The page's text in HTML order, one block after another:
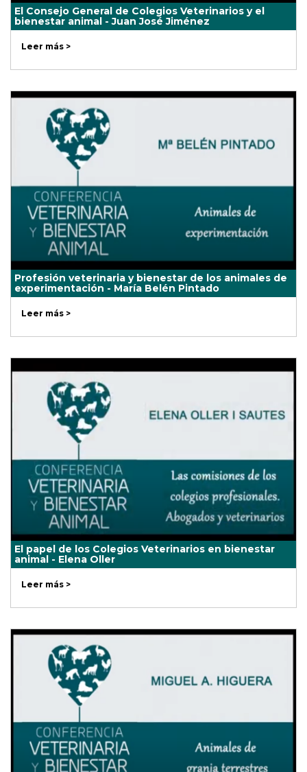
El Consejo General de Colegios Veterinarios y el
bienestar animal - Juan José Jiménez
Leer más >
Profesión veterinaria y bienestar de los animales de
experimentación - María Belén Pintado
Leer más >
El papel de los Colegios Veterinarios en bienestar
animal - Elena Oller
Leer más >